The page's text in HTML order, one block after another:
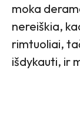
moka
nereiškia,
rimtuoliai,
išdykauti, ir